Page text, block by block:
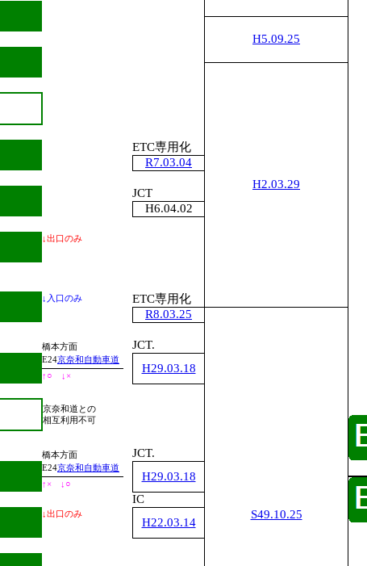
H5.09.25
H2.03.29
ETC専用化
R7.03.04
JCT
H6.04.02
↓出口のみ
↓入口のみ
ETC専用化
R8.03.25
S49.10.25
橋本方面 JCT.
E24京奈和自動車道
H29.03.18
↑○ ↓ ×
京奈和道との
相互利用不可
橋本方面
JCT.
E24京奈和自動車道
H29.03.18
↑ × ↓○
IC
↓出口のみ
H22.03.14